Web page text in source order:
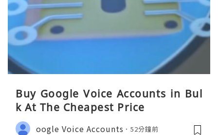
Buy Google Voice Accounts in Bul
k At The Cheapest Price
oogle Voice Accounts 52分鐘前